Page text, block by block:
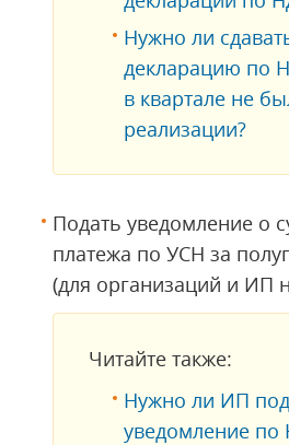
Нужно ли
декларацию по
в квартале не
реализации?
Подать уведомление о
платежа по УСН за
(для организаций и ИП
Читайте также:
Нужно ли ИП
уведомление